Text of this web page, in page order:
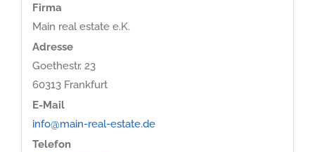
Firma
Main real estate e.K.
Adresse
Goethestr. 23
60313 Frankfurt
E-Mail
info@main-real-estate.de
Telefon